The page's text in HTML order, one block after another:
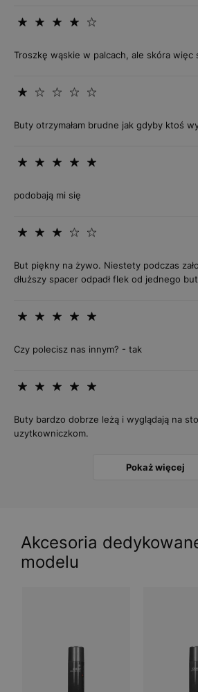
Troszkę wąskie w palcach, ale skóra więc
Buty otrzymałam brudne jak gdyby ktoś
podobają mi się
But piękny na żywo. Niestety podczas
dłuższy spacer odpadł flek od jednego
Czy polecisz nas innym? - tak
Buty bardzo dobrze leżą i wyglądają na
uzytkowniczkom.
Pokaż więcej
Akcesoria
modelu